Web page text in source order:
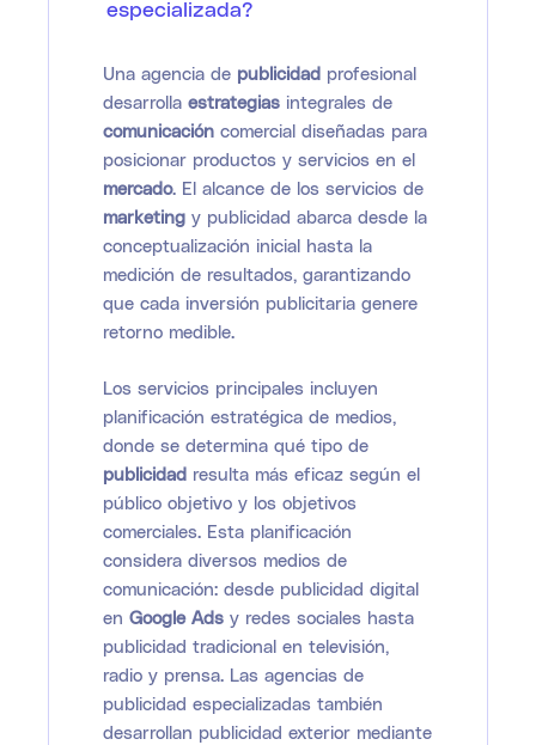
especializada?
Una agencia de publicidad profesional
desarrolla estrategias integrales de
comunicación comercial diseñadas para
posicionar productos y servicios en el
mercado. El alcance de los servicios de
marketing y publicidad abarca desde la
conceptualización inicial hasta la
medición de resultados, garantizando
que cada inversión publicitaria genere
retorno medible.
Los servicios principales incluyen
planificación estratégica de medios,
donde se determina qué tipo de
publicidad resulta más eficaz según el
público objetivo y los objetivos
comerciales. Esta planificación
considera diversos medios de
comunicación: desde publicidad digital
en Google Ads y redes sociales hasta
publicidad tradicional en televisión,
radio y prensa. Las agencias de
publicidad especializadas también
desarrollan publicidad exterior mediante